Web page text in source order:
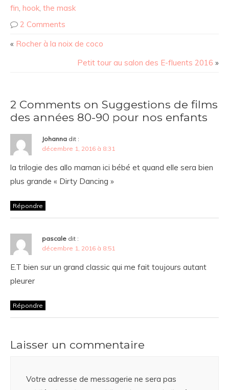
fin, hook, the mask
2 Comments
« Rocher à la noix de coco
Petit tour au salon des E-fluents 2016 »
2 Comments on Suggestions de films
des années 80-90 pour nos enfants
Johanna dit :
décembre 1, 2016 à 8:31
la trilogie des allo maman ici bébé et quand elle sera bien
plus grande « Dirty Dancing »
Répondre
pascale dit :
décembre 1, 2016 à 8:51
E.T bien sur un grand classic qui me fait toujours autant
pleurer
Répondre
Laisser un commentaire
Votre adresse de messagerie ne sera pas